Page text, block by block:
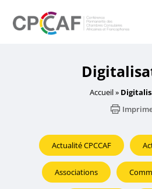
Accueil»
Actualité CPCCAF
Associations